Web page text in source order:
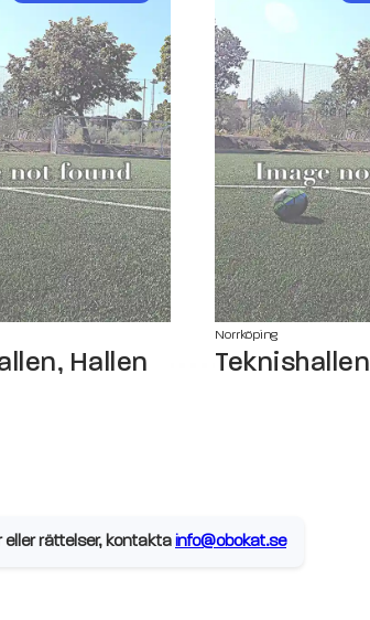
Hallen
Norrköping
Teknishallen
eller rättelser, kontaktainfo@obokat.se